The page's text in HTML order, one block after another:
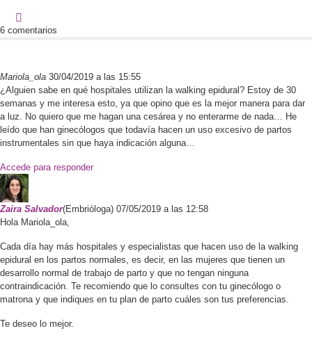
6 comentarios
Mariola_ola 30/04/2019 a las 15:55
¿Alguien sabe en qué hospitales utilizan la walking epidural? Estoy de 30
semanas y me interesa esto, ya que opino que es la mejor manera para dar
a luz. No quiero que me hagan una cesárea y no enterarme de nada… He
leído que han ginecólogos que todavía hacen un uso excesivo de partos
instrumentales sin que haya indicación alguna…
Accede para responder
Zaira Salvador(Embrióloga) 07/05/2019 a las 12:58
Hola Mariola_ola,
Cada día hay más hospitales y especialistas que hacen uso de la walking
epidural en los partos normales, es decir, en las mujeres que tienen un
desarrollo normal de trabajo de parto y que no tengan ninguna
contraindicación. Te recomiendo que lo consultes con tu ginecólogo o
matrona y que indiques en tu plan de parto cuáles son tus preferencias.
Te deseo lo mejor.